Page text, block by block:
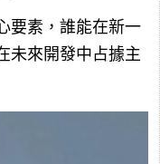
要素，誰能在新一
未來開發中占據主